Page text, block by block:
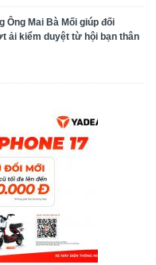
Ông Mai Bà Mối giúp đối
kiểm duyệt từ hội bạn thân